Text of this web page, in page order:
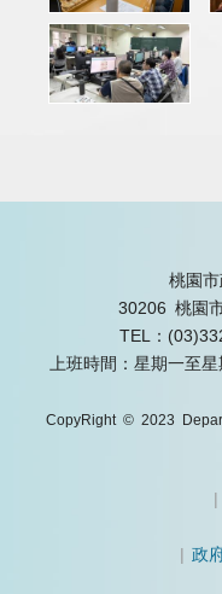
桃園
30206 桃園
TEL：
上班時間：星期一至
CopyRight © 2023
|政